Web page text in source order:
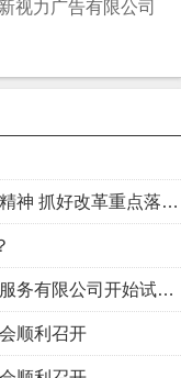
视力广告有限公司
习近平：全面贯彻党的十八届六中全会精神 抓好改革重点落实改革任务
会员单位——平顶山市瑞通机动车检测服务有限公司开始试运营
顺利召开